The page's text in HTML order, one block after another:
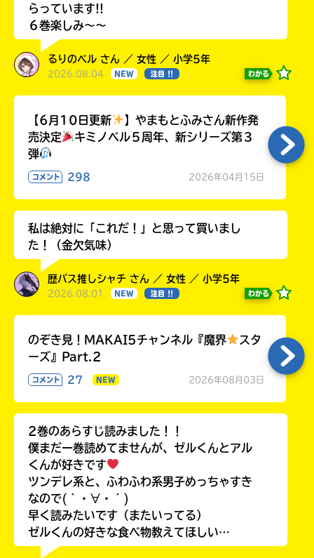
らっています!!
６巻楽しみ～～
るりのベル さん ／ 女性 ／ 小学5年
2026.08.04 NEW 注目 !! わかる
【6月10日更新
】やまもとふみさん新作発
売決定
キミノベル５周年、新シリーズ第３
弾
コメント 298 2026年04月15日
私は絶対に「これだ！」と思って買いまし
た！（金欠気味）
歴バス推しシャチ さん ／ 女性 ／ 小学5年
2026.08.01 NEW 注目 !! わかる
のぞき見！MAKAI5チャンネル『魔界
スタ
ーズ』Part.2
コメント 27 NEW 2026年08月03日
2巻のあらすじ読みました！！
僕まだ一巻読めてませんが、ゼルくんとアル
くんが好きです
ツンデレ系と、ふわふわ系男子めっちゃすき
なので(｀・∀・´)
早く読みたいです（またいってる）
ゼルくんの好きな食べ物教えてほしい…